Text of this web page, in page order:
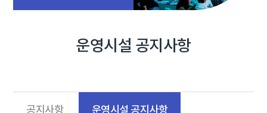
운영시설 공지사항
운영시설 공지사항